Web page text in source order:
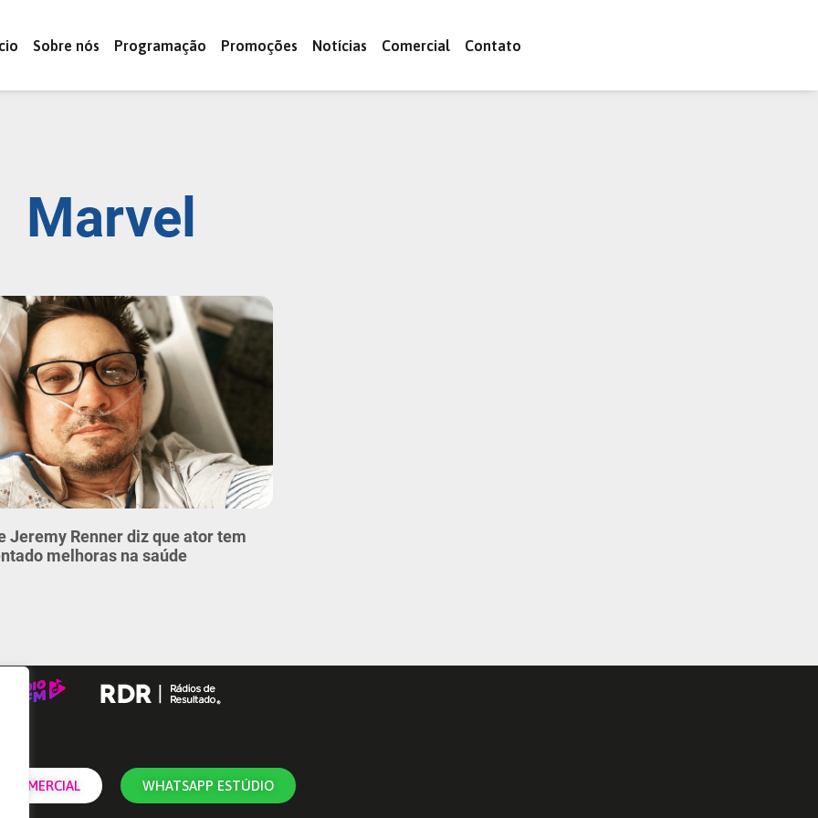
Sobre nós Programação Promoções Notícias Comercial Contato
Marvel
Jeremy Renner diz que ator tem
melhoras na saúde
COMERCIAL WHATSAPP ESTÚDIO